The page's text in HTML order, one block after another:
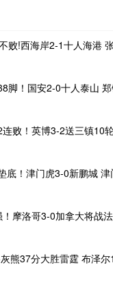
败!西海岸2-1十人海港
脚！国安2-0十人泰山
连败！英博3-2送三镇10
底！津门虎3-0新鹏城
！摩洛哥3-0加拿大将战
熊37分大胜雷霆 布泽